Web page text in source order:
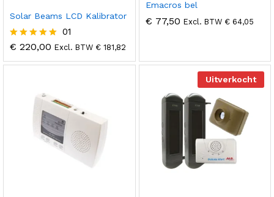
Solar Beams LCD Kalibrator
Gewaardeer
5.00
01
€ 220,00 Excl. BTW € 181,82
Emacros bel
€ 77,50 Excl. BTW €64,05
Uitverkocht